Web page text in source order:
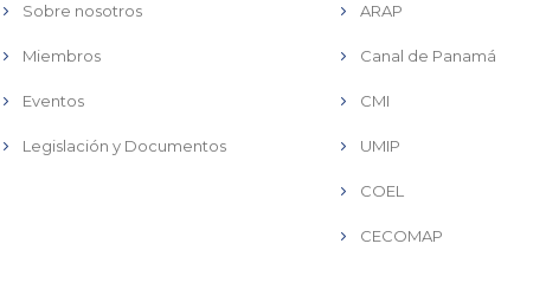
Sobre nosotros
Miembros
Eventos
Legislación y Documentos
ARAP
Canal de Panamá
CMI
UMIP
COEL
CECOMAP